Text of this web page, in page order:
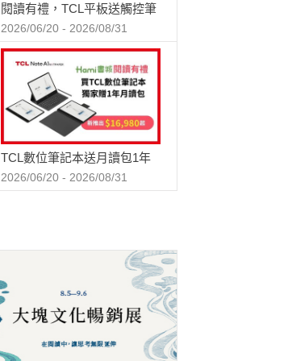
閱讀有禮，TCL平板送觸控筆
2026/06/20 - 2026/08/31
TCL數位筆記本送月讀包1年
2026/06/20 - 2026/08/31